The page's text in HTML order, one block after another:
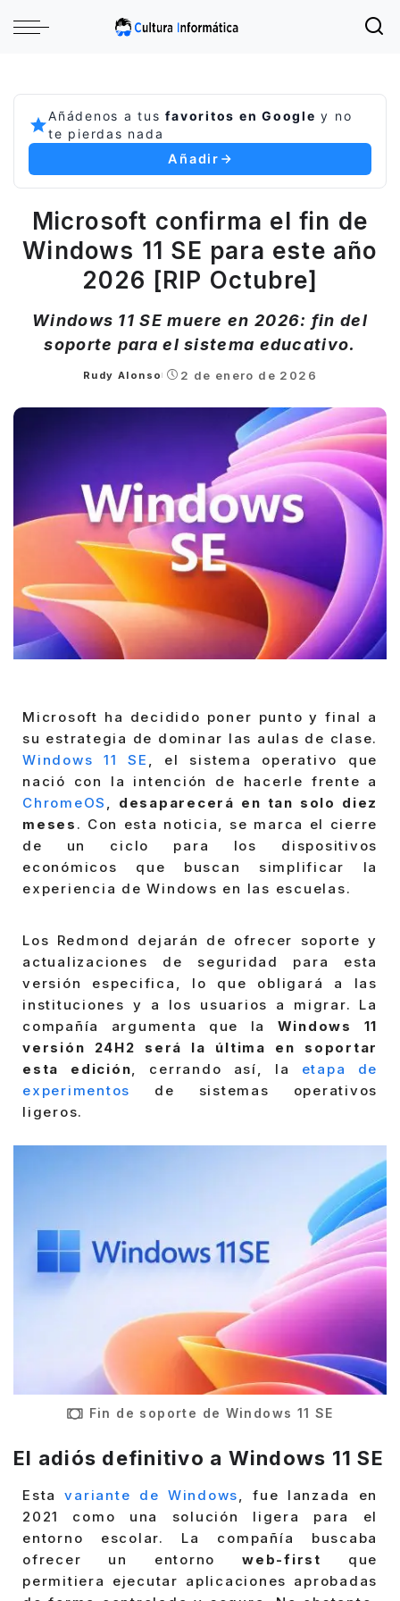
Añádenos a tusfavoritos en Google y no
te pierdas nada
Añadir
Microsoft confirma el fin de
Windows 11 SE para este año
2026 [RIP Octubre]
Windows 11 SE muere en 2026: fin del
soporte para el sistema educativo.
Posted
Rudy Alonso 2 de enero de 2026
Microsoft ha decidido poner punto y final a
su estrategia de dominar las aulas de clase.
Windows 11 SE , el sistema operativo que
nació con la intención de hacerle frente a
ChromeOS , desaparecerá en tan solo diez
meses . Con esta noticia, se marca el cierre
de un ciclo para los dispositivos
económicos que buscan simplificar la
experiencia de Windows en las escuelas.
Los Redmond dejarán de ofrecer soporte y
actualizaciones de seguridad para esta
versión especifica, lo que obligará a las
instituciones y a los usuarios a migrar. La
compañía argumenta que la
Windows 11
versión 24H2 será la última en soportar
esta edición, cerrando así, la etapa de
experimentos
de sistemas operativos
ligeros.
Fin de soporte de Windows 11 SE
El adiós definitivo a Windows 11 SE
Estavariante de Windows, fue lanzada en
2021 como una solución ligera para el
entorno escolar. La compañía buscaba
ofrecer un entorno web-first que
permitiera ejecutar aplicaciones aprobadas